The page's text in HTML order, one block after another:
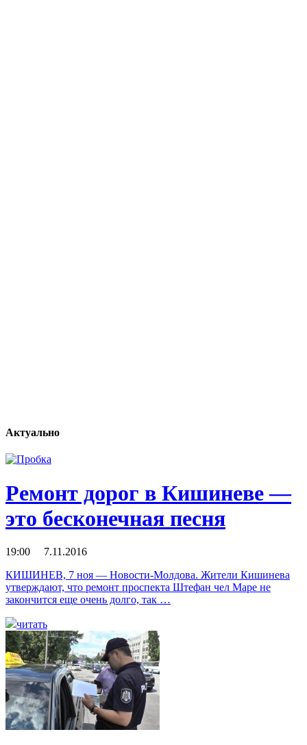
Актуально
Ремонт дорог в Кишиневе —
это бесконечная песня
19:00 7.11.2016
КИШИНЕВ, 7 ноя — Новости-Молдова. Жители Кишинева
утверждают, что ремонт проспекта Штефан чел Маре не
закончится еще очень долго, так …
читать